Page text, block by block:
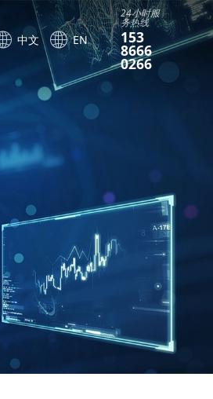
中文 EN
24小时服
务热线
153
8666
0266